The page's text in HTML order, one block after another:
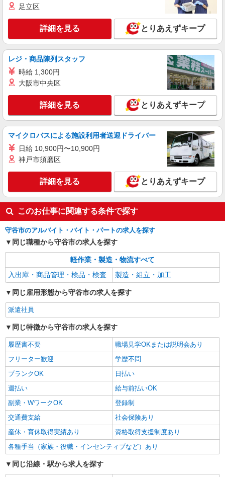
詳細を見る
職業紹介
株式会社リオン
自動車用ライトの製造スタッフ
月給245,000円〜280,000円（経験・能力によ
キープ 詳細を見る
株式会社アイ・プラス
包装フィルムの製造作業
時給1,300円 時間外時給1,625円 ■収入例 月収
211,575円 （時給×7.75ｈ×21日勤務の場合） ※別
途深夜割増し有り
茨城県守谷市
キープ
正社員
株式会社アズマロジスティクス 新守谷第三センター
物流倉庫の現場管理
月給260,000円〜340,000円 ※あなたの経験や
能力・年齢などを考慮して、初任給額を決定いた
します。 ※上記月給額には固定残業手当（月15時
間分・26,500円〜34,500円）が含まれます。 時
間超過分の時間外手当は、別途支給いたします。
歳・入社2年目） 520万円（29歳・入社5年目）
650万円（36歳・入社10年目）
新守谷第三センター（茨城県つくばみらい市絹
の台4-4 アイミッションパーク守谷2） ★車通勤
キープ 詳細を見る
足立区
詳細を見る とりあえずキープ
レジ・商品陳列スタッフ
時給 1,300円
大阪市中央区
詳細を見る とりあえずキープ
マイクロバスによる施設利用者送迎ドライバー
日給 10,900円〜10,900円
神戸市須磨区
詳細を見る とりあえずキープ
このお仕事に関連する条件で探す
守谷市のアルバイト・バイト・パートの求人を探す
同じ職種から守谷市の求人を探す
軽作業・製造・物流すべて
入出庫・商品管理・検品・検査
製造・組立・加工
同じ雇用形態から守谷市の求人を探す
派遣社員
同じ特徴から守谷市の求人を探す
履歴書不要
職場見学OKまたは説明会あり
フリーター歓迎
学歴不問
ブランクOK
日払い
週払い
給与前払いOK
副業・WワークOK
登録制
交通費支給
社会保険あり
産休・育休取得実績あり
資格取得支援制度あり
各種手当（家族・役職・インセンティブなど）あり
同じ沿線・駅から求人を探す